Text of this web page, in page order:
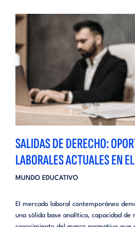
SALIDAS DE DERECHO:
LABORALES ACTUALES EN
MUNDO EDUCATIVO
El mercado laboral contemporáneo
una sólida base analítica, capacidad de